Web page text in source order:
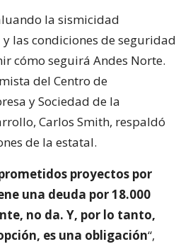
la sismicidad
las condiciones de seguridad
cómo seguirá Andes Norte.
del Centro de
y Sociedad de la
Carlos Smith, respaldó
de la estatal.
proyectos por
una deuda por 18.000
no da. Y, por lo tanto,
es una obligación“,